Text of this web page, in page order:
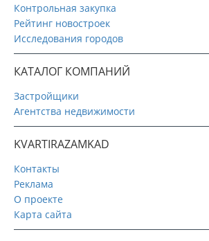
Контрольная закупка
Рейтинг новостроек
Исследования городов
КАТАЛОГ КОМПАНИЙ
Застройщики
Агентства недвижимости
KVARTIRAZAMKAD
Контакты
Реклама
О проекте
Карта сайта